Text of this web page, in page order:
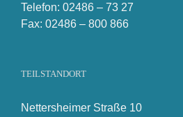
Telefon: 02486 – 73 27
Fax: 02486 – 800 866
TEILSTANDORT
Nettersheimer Straße 10